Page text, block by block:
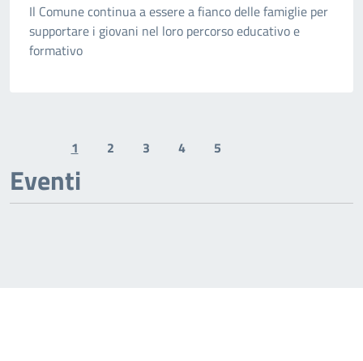
Il Comune continua a essere a fianco delle famiglie per
supportare i giovani nel loro percorso educativo e
formativo
Previous page
1 2 3 4 5
Eventi